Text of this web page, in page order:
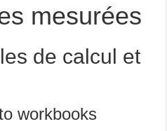
mesurées
de calcul et
workbooks